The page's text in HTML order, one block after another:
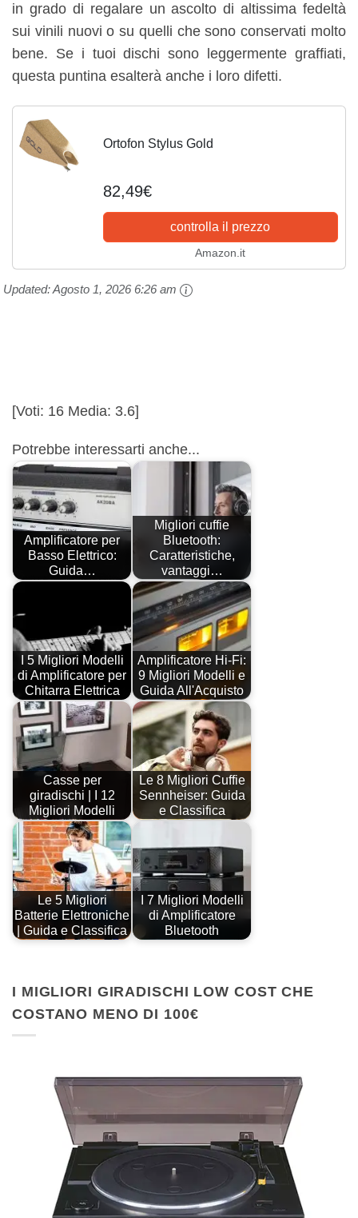
in grado di regalare un ascolto di altissima fedeltà
sui vinili nuovi o su quelli che sono conservati molto
bene. Se i tuoi dischi sono leggermente graffiati,
questa puntina esalterà anche i loro difetti.
Ortofon Stylus Gold
82,49€
controlla il prezzo
Amazon.it
Updated:Agosto 1, 2026 6:26 am
[Voti: 16 Media: 3.6]
Potrebbe interessarti anche...
Amplificatore per
Basso Elettrico:
Guida…
Migliori cuffie
Bluetooth:
Caratteristiche,
vantaggi…
I 5 Migliori Modelli
di Amplificatore per
Chitarra Elettrica
Amplificatore Hi-Fi:
9 Migliori Modelli e
Guida All'Acquisto
Casse per
giradischi | I 12
Migliori Modelli
Le 8 Migliori Cuffie
Sennheiser: Guida
e Classifica
Le 5 Migliori
Batterie Elettroniche
| Guida e Classifica
I 7 Migliori Modelli
di Amplificatore
Bluetooth
I MIGLIORI GIRADISCHI LOW COST CHE
COSTANO MENO DI 100€